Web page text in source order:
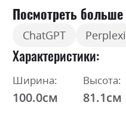
Посмотреть
ChatGPT
Характеристики
Ширина:
100.0см
Высота:
81.1см